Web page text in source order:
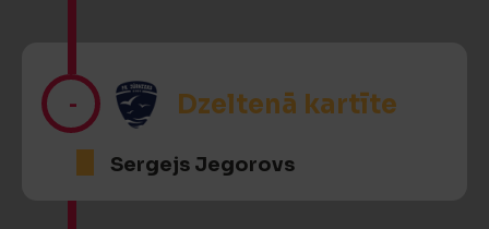
- Dzeltenā kartīte
Sergejs Jegorovs